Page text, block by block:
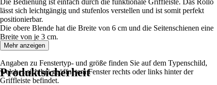
Die Bedienung ist einfach durch die funktionale Griffleiste. Das Rollo
lässt sich leichtgängig und stufenlos verstellen und ist somit perfekt
positionierbar.
Die obere Blende hat die Breite von 6 cm und die Seitenschienen eine
Breite von je 3 cm.
Angaben zu Fenstertyp- und größe finden Sie auf dem Typenschild,
welches sich bei geöffnetem Fenster rechts oder links hinter der
Griffleiste befindet.
Mehr anzeigen
Produktsicherheit